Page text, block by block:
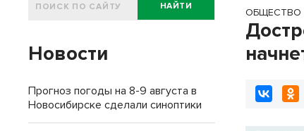
ОБЩЕСТВО
НАЙТИ
Новости
Прогноз погоды на 8-9 августа в
Новосибирске сделали синоптики